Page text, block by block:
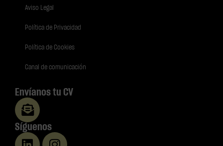
Aviso Legal
Política de Privacidad
Política de Cookies
Canal de comunicación
Envíanos tu CV
Síguenos